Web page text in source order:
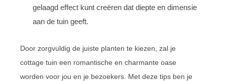
gelaagd effect kunt creëren dat diepte en dimensie
aan de tuin geeft.
Door zorgvuldig de juiste planten te kiezen, zal je
cottage tuin een romantische en charmante oase
worden voor jou en je bezoekers. Met deze tips ben je